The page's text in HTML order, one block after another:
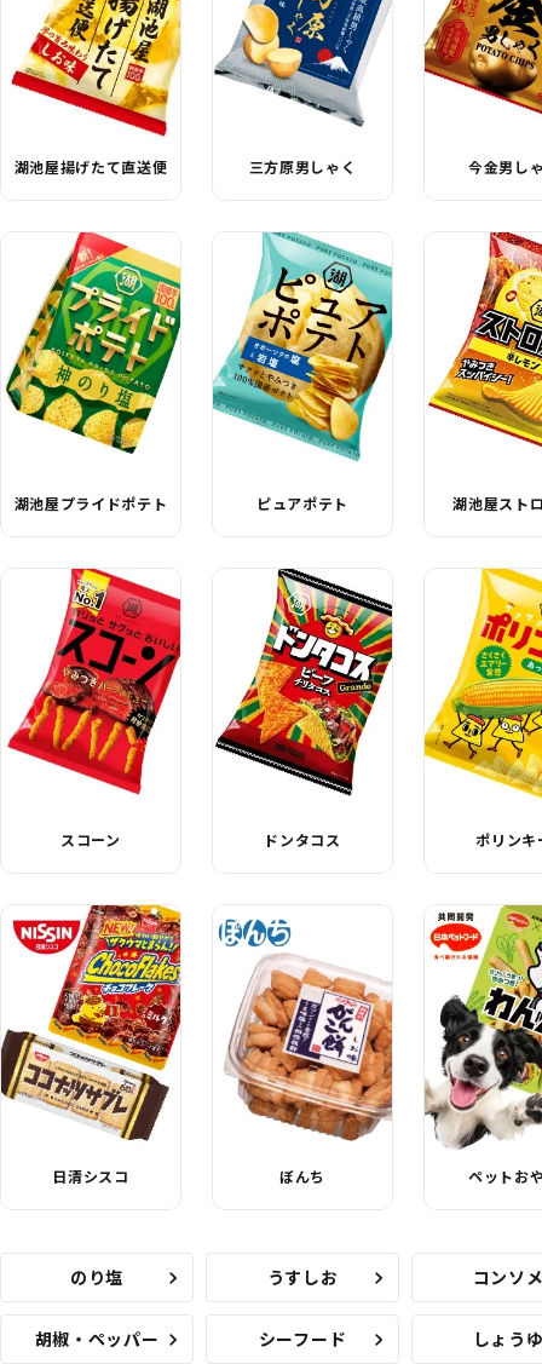
湖池屋揚げたて直送便 三方原男しゃく 今金男し
湖池屋プライドポテト ピュアポテト 湖池屋スト
スコーン ドンタコス ポリンキ
日清シスコ ぼんち ペットお
のり塩 うすしお コンソ
胡椒・ペッパー シーフード しょう